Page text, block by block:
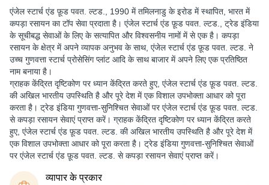
एंजेल स्टार्च एंड फ़ूड पवत. ल्टड.
, 1990 में तमिलनाडु के इरोड में स्थापित, भारत में
कपड़ा रसायन का टॉप सेवा प्रदाता है। एंजेल स्टार्च एंड फ़ूड पवत. ल्टड., ट्रेड इंडिया
के सूचीबद्ध सेवाओं के लिए के सत्यापित और विश्वसनीय नामों में से एक है। कपड़ा
रसायन के क्षेत्र में अपने व्यापक अनुभव के साथ, एंजेल स्टार्च एंड फ़ूड पवत. ल्टड. ने
उच्च गुणवत्ता स्टार्च प्रोसेसिंग प्लांट आदि के साथ बाजार में अपने लिए एक प्रतिष्ठित
नाम बनाया है।
ग्राहक केंद्रित दृष्टिकोण पर ध्यान केंद्रित करते हुए, एंजेल स्टार्च एंड फ़ूड पवत. ल्टड.
की अखिल भारतीय उपस्थिति है और पूरे देश में एक विशाल उपभोक्ता आधार को पूरा
करता है। ट्रेड इंडिया गुणवत्ता-सुनिश्चित सेवाओं पर एंजेल स्टार्च एंड फ़ूड पवत. ल्टड.
से कपड़ा रसायन सेवाएं प्राप्त करें। ग्राहक केंद्रित दृष्टिकोण पर ध्यान केंद्रित करते
हुए, एंजेल स्टार्च एंड फ़ूड पवत. ल्टड. की अखिल भारतीय उपस्थिति है और पूरे देश में
एक विशाल उपभोक्ता आधार को पूरा करता है। ट्रेड इंडिया गुणवत्ता-सुनिश्चित सेवाओं
पर एंजेल स्टार्च एंड फ़ूड पवत. ल्टड. से कपड़ा रसायन सेवाएं प्राप्त करें।
व्यापार के प्रकार